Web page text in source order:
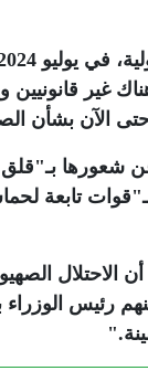
غير
الآن بشأن
شعورها بـ"قلق
تابعة
الاحتلال
رئيس
".